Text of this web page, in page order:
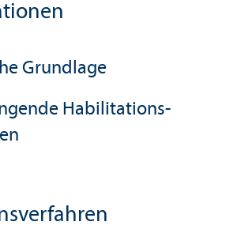
Grundlage
Habilitations­